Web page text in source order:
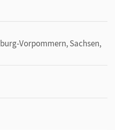
Vorpommern, Sachsen,